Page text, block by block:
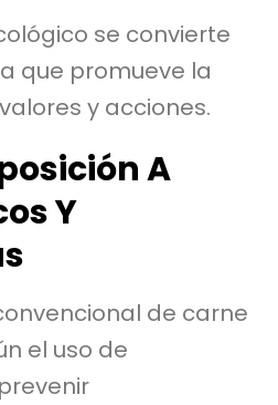
se convierte
que promueve la
y acciones.
A
Y
de carne
el uso de